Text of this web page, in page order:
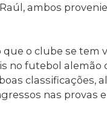
ambos
que o clube se tem
no futebol alemão
classificações,
nas provas